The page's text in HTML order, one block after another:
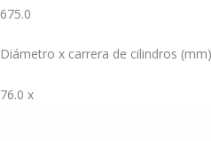
675.0
Diámetro x carrera de cilindros (mm)
76.0 x